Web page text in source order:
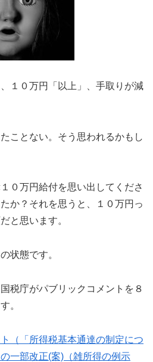
１０万円「以上」、手取りが減
ことない。そう思われるかもし
０万円給付を思い出してくださ
か？それを思うと、１０万円っ
と思います。
状態です。
税庁がパブリックコメントを８
。
（「所得税基本通達の制定につ
一部改正(案)（雑所得の例示